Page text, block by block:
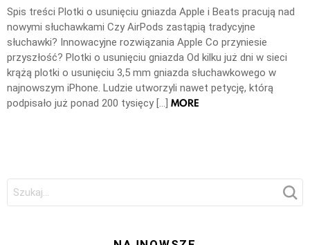
Spis treści Plotki o usunięciu gniazda Apple i Beats pracują nad
nowymi słuchawkami Czy AirPods zastąpią tradycyjne
słuchawki? Innowacyjne rozwiązania Apple Co przyniesie
przyszłość? Plotki o usunięciu gniazda Od kilku już dni w sieci
krążą plotki o usunięciu 3,5 mm gniazda słuchawkowego w
najnowszym iPhone. Ludzie utworzyli nawet petycję, którą
podpisało już ponad 200 tysięcy […] MORE
Szukaj: